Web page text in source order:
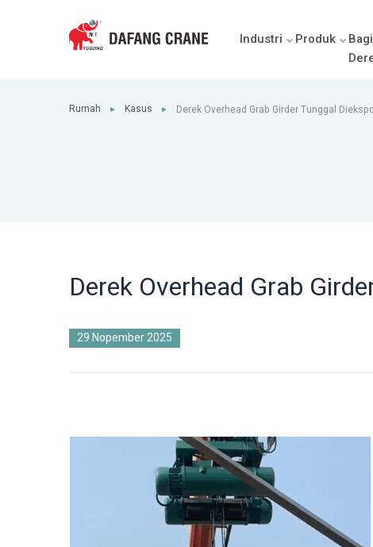
Industri Produk
Rumah ► Kasus ► Derek Overhead Grab Girder Tunggal
Derek Overhead Grab
29 Nopember 2025